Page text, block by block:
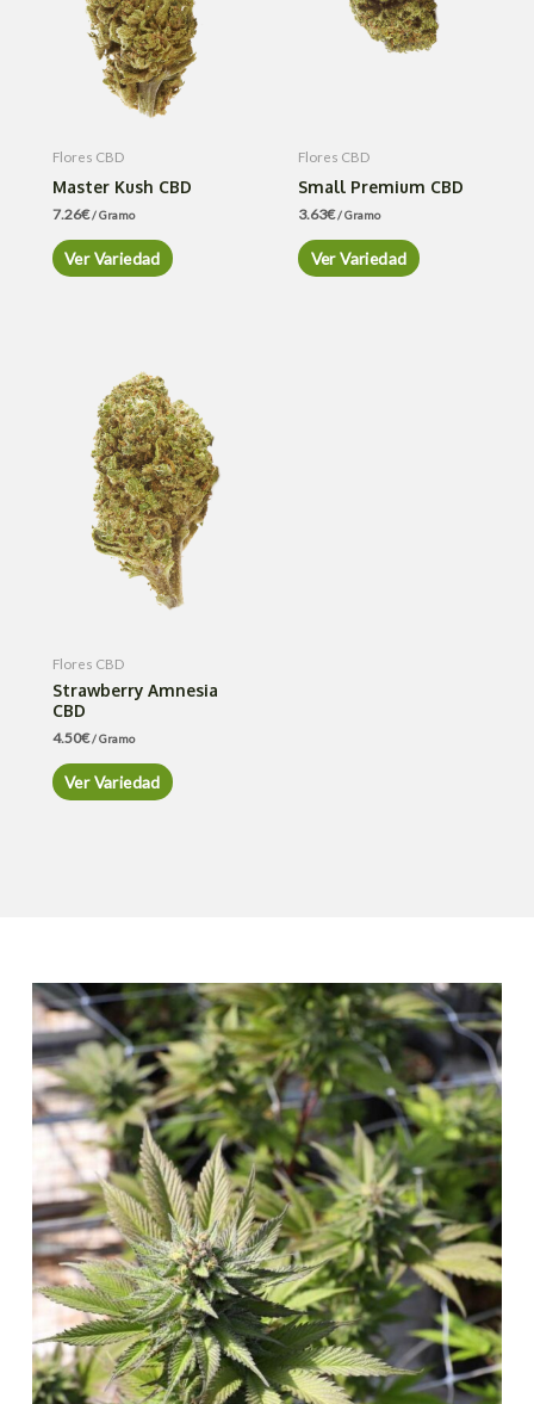
Flores CBD
Master Kush CBD
7.26€/ Gramo
Ver Variedad
Flores CBD
Small Premium CBD
3.63€/ Gramo
Ver Variedad
Flores CBD
Strawberry Amnesia
CBD
4.50€/ Gramo
Ver Variedad